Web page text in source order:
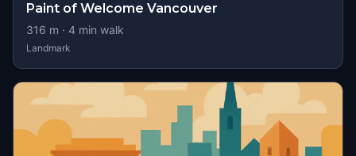
Paint of Welcome Vancouver
316 m · 4 min walk
Landmark